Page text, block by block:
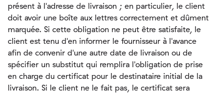
présent à l'adresse de livraison ; en particulier, le client
doit avoir une boîte aux lettres correctement et dûment
marquée. Si cette obligation ne peut être satisfaite, le
client est tenu d'en informer le fournisseur à l'avance
afin de convenir d'une autre date de livraison ou de
spécifier un substitut qui remplira l'obligation de prise
en charge du certificat pour le destinataire initial de la
livraison. Si le client ne le fait pas, le certificat sera